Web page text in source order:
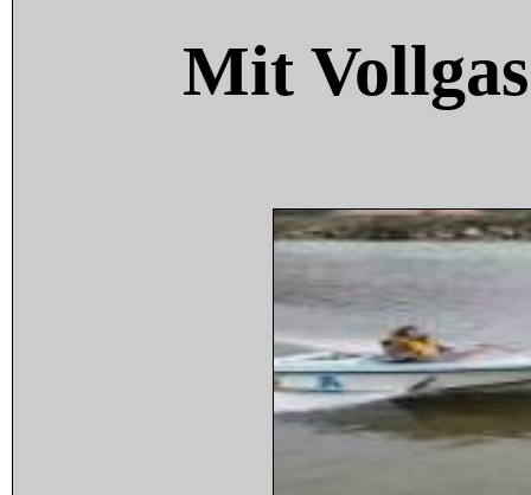
Mit